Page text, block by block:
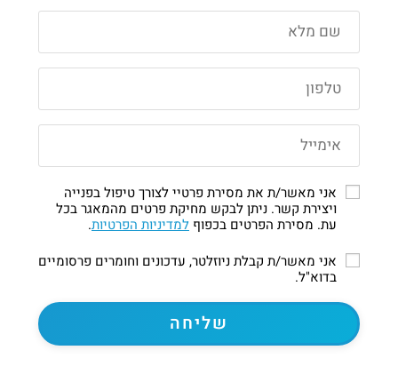
אני מאשר/ת את מסירת פרטיי לצורך טיפול בפנייה
ויצירת קשר. ניתן לבקש מחיקת פרטים מהמאגר בכל
עת. מסירת הפרטים בכפוף למדיניות הפרטיות.
אני מאשר/ת קבלת ניוזלטר, עדכונים וחומרים פרסומיים
בדוא"ל.